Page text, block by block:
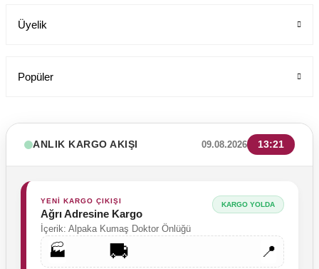
Üyelik
Popüler
ANLIK KARGO AKIŞI 09.08.2026 13:21
YENİ KARGO ÇIKIŞI
Ağrı Adresine Kargo
İçerik: Alpaka Kumaş Doktor Önlüğü
KARGO YOLDA
🏭 🚚 📍